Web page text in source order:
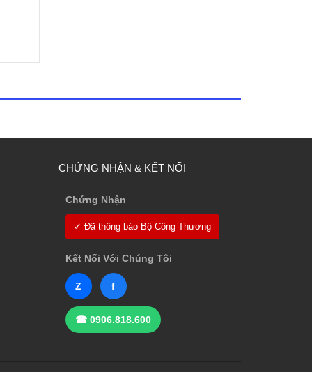
CHỨNG NHẬN & KẾT NỐI
Chứng Nhận
✓ Đã thông báo Bộ Công Thương
Kết Nối Với Chúng Tôi
Z f
☎ 0906.818.600